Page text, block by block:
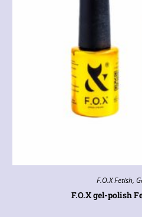
F.O.X Fetish,
F.O.X gel-polish